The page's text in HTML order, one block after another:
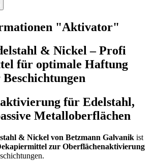
"Aktivator"
& Nickel – Profi
für optimale Haftung
für Edelstahl,
Metalloberflächen
& Nickel von Betzmann Galvanik ist
zur Oberflächenaktivierung